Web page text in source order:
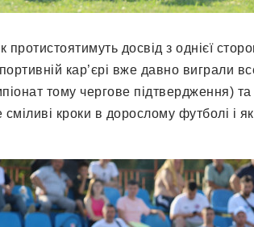
досвід з однієї
кар’єрі вже давно виграли
тому чергове підтвердження) та
кроки в дорослому футболі і